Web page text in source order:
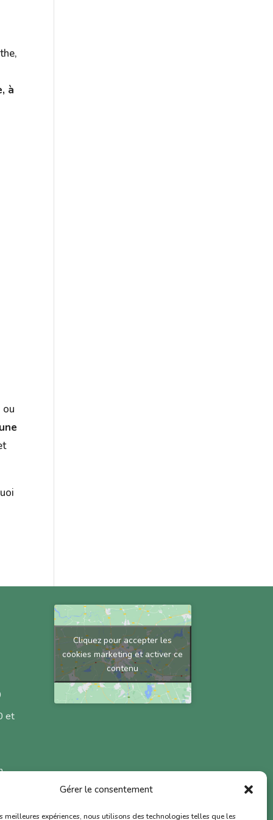
Gérer le consentement
meilleures expériences, nous utilisons des technologies telles que les
à
ou
et
Cliquez pour accepter les
cookies marketing et activer ce
contenu